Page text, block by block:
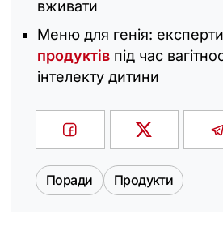
вживати
Меню для генія: експерти
продуктів під час
інтелекту дитини
Поради Продукти